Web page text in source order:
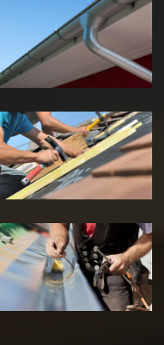
pose de
gouttière 39
Jura
Réparation de
toiture 39
Jura
Travaux de
zinguerie 39
Jura